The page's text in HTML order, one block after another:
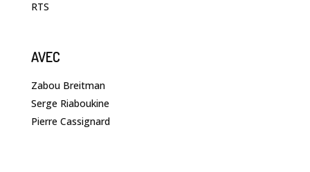
RTS
AVEC
Zabou Breitman
Serge Riaboukine
Pierre Cassignard